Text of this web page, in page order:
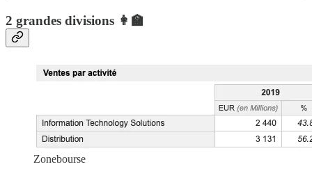
2 grandes divisions 👩‍🏫
Zonebourse